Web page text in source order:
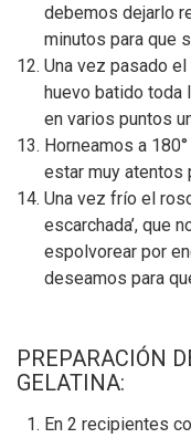
debemos dejarlo
minutos para que
Una vez pasado
huevo batido toda
en varios puntos
Horneamos a
estar muy atentos
Una vez frío el
escarchada’, que
espolvorear por
deseamos para
PREPARACIÓN
GELATINA:
En 2 recipientes